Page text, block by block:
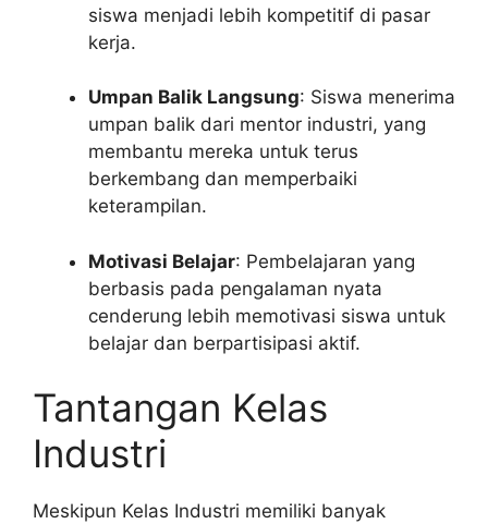
siswa menjadi lebih kompetitif di pasar
kerja.
Umpan Balik Langsung: Siswa menerima
umpan balik dari mentor industri, yang
membantu mereka untuk terus
berkembang dan memperbaiki
keterampilan.
Motivasi Belajar: Pembelajaran yang
berbasis pada pengalaman nyata
cenderung lebih memotivasi siswa untuk
belajar dan berpartisipasi aktif.
Tantangan Kelas
Industri
Meskipun Kelas Industri memiliki banyak